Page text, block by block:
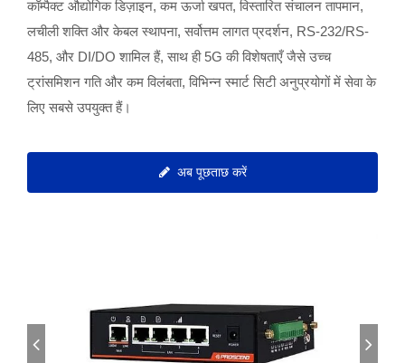
कॉम्पैक्ट औद्योगिक डिज़ाइन, कम ऊर्जा खपत, विस्तारित संचालन तापमान,
लचीली शक्ति और केबल स्थापना, सर्वोत्तम लागत प्रदर्शन, RS-232/RS-
485, और DI/DO शामिल हैं, साथ ही 5G की विशेषताएँ जैसे उच्च
ट्रांसमिशन गति और कम विलंबता, विभिन्न स्मार्ट सिटी अनुप्रयोगों में सेवा के
लिए सबसे उपयुक्त हैं।
अब पूछताछ करें